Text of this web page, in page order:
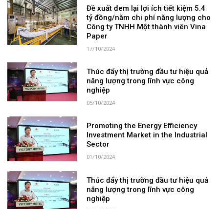
Đề xuất đem lại lợi ích tiết kiệm 5.4
tỷ đồng/năm chi phí năng lượng cho
Công ty TNHH Một thành viên Vina
Paper
17/10/2024
Thúc đẩy thị trường đầu tư hiệu quả
năng lượng trong lĩnh vực công
nghiệp
05/10/2024
Promoting the Energy Efficiency
Investment Market in the Industrial
Sector
01/10/2024
Thúc đẩy thị trường đầu tư hiệu quả
năng lượng trong lĩnh vực công
nghiệp